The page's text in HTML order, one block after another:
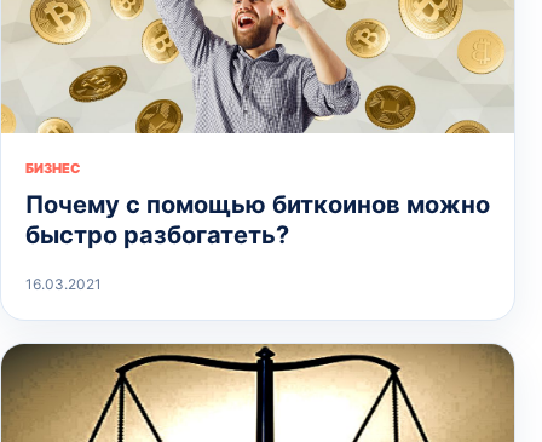
БИЗНЕС
Почему с помощью биткоинов можно
быстро разбогатеть?
16.03.2021